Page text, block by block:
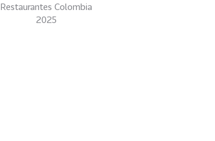
Restaurantes Colombia
2025